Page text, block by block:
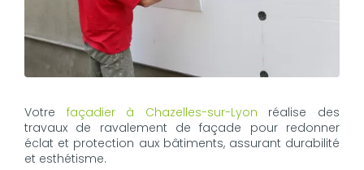
Votre façadier à Chazelles-sur-Lyon réalise des
travaux de ravalement de façade pour redonner
éclat et protection aux bâtiments, assurant durabilité
et esthétisme.